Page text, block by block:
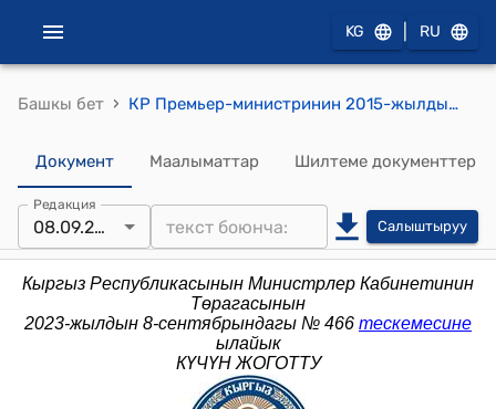
KG RU
Башкы бет › КР Премьер-министринин 2015-жылдын 18-февралындагы № 41 (КР Өкмөтүнө караштуу Архитектура, курулуш жана турак жай-коммуналдык чарба мамлекеттик агенттигинин коллегия мүчөлөрү бекитилиши жөнүндө) буйругу
Документ Маалыматтар Шилтеме документтер
Редакция
08.09.2023 Салыштыруу